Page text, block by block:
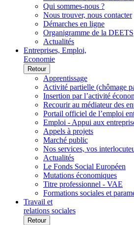
Qui sommes-nous ?
Nous trouver, nous contacter
Démarches en ligne
Organigramme de la DEETS
Actualités
Entreprises, Emploi,
Economie
Retour
Apprentissage
Activité partielle (chômage
Insertion par l’activité
Recourir au médiateur des
Portail officiel de l’emploi
Emploi - Appui aux
Appels à projets
Marché public
Nos services, vos
Actualités
Le Fonds Social Européen
Mutations économiques
Titre professionnel - VAE
Formations sociales et
Travail et
relations sociales
Retour